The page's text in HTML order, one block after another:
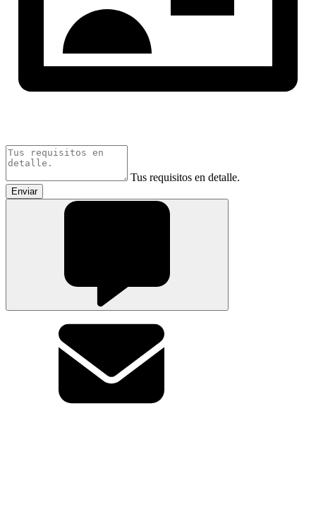
Tus requisitos en detalle.
Enviar